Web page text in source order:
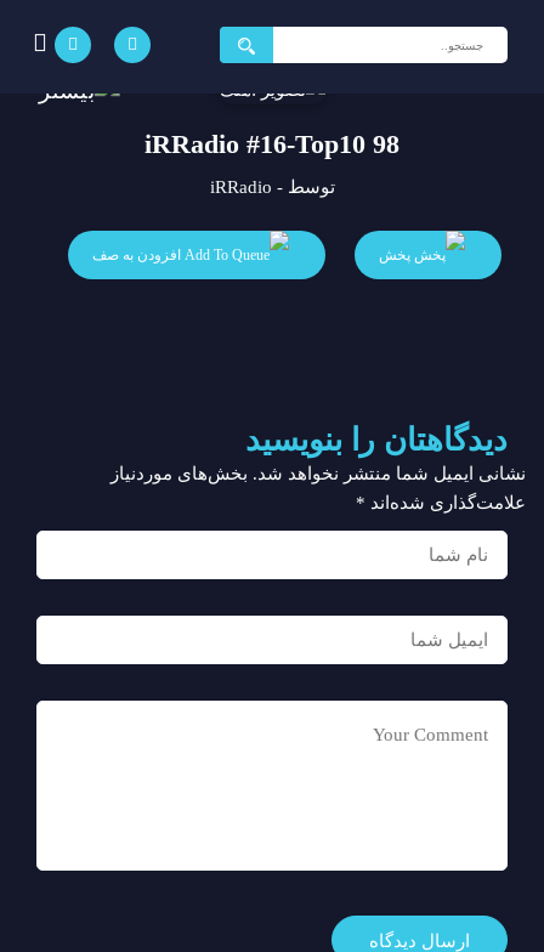
جستجو
برای:
iRRadio #16-Top10 98
توسط - iRRadio
پخش افزودن به صف
دیدگاهتان را بنویسید
نشانی ایمیل شما منتشر نخواهد شد. بخش‌های موردنیاز
علامت‌گذاری شده‌اند *